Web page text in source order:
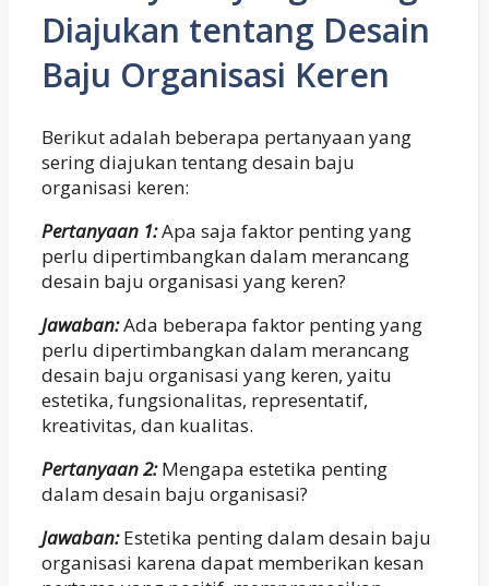
Diajukan tentang Desain
Baju Organisasi Keren
Berikut adalah beberapa pertanyaan yang
sering diajukan tentang desain baju
organisasi keren:
Pertanyaan 1:Apa saja faktor penting yang
perlu dipertimbangkan dalam merancang
desain baju organisasi yang keren?
Jawaban:Ada beberapa faktor penting yang
perlu dipertimbangkan dalam merancang
desain baju organisasi yang keren, yaitu
estetika, fungsionalitas, representatif,
kreativitas, dan kualitas.
Pertanyaan 2:Mengapa estetika penting
dalam desain baju organisasi?
Jawaban:Estetika penting dalam desain baju
organisasi karena dapat memberikan kesan